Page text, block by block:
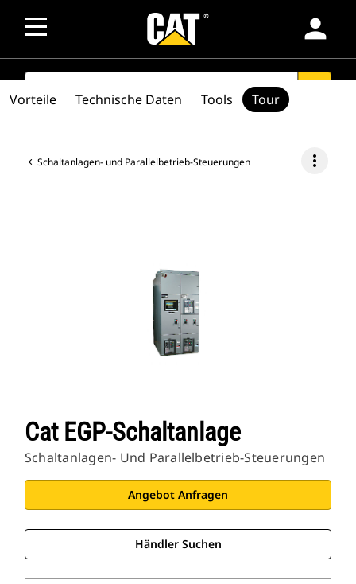
person
SEARCH
Schaltanlagen- und Parallelbetrieb-Steuerungen more_vert
Cat EGP-Schaltanlage
Schaltanlagen- Und Parallelbetrieb-Steuerungen
Angebot Anfragen
Händler Suchen
Vorteile Technische Daten Tools Tour